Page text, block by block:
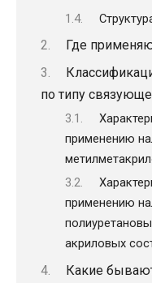
Где
по типу
применению
применению
акриловых
Какие